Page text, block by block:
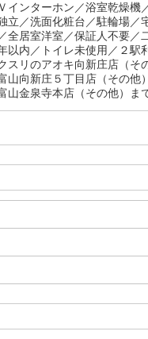
ンターホン／浴室乾燥機
／洗面化粧台／駐輪場／
居室洋室／保証人不要／
内／トイレ未使用／２駅
リのアオキ向新庄店（そ
山向新庄５丁目店（その
山金泉寺本店（その他）ま